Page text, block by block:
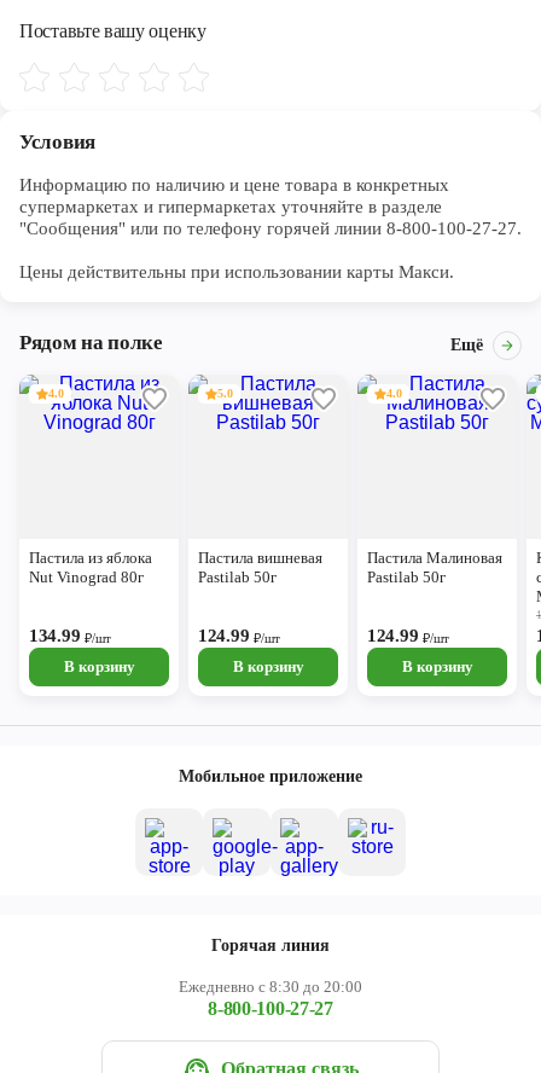
Поставьте вашу оценку
Условия
Информацию по наличию и цене товара в конкретных
супермаркетах и гипермаркетах уточняйте в разделе
"Сообщения" или по телефону горячей линии 8-800-100-27-27.
Цены действительны при использовании карты Макси.
Рядом на полке Ещё
4.0
Пастила из яблока
Nut Vinograd 80г
134.99 ₽/шт
В корзину
5.0
Пастила вишневая
Pastilab 50г
124.99 ₽/шт
В корзину
4.0
Пастила Малиновая
Pastilab 50г
124.99 ₽/шт
В корзину
Мобильное приложение
Горячая линия
Ежедневно с 8:30 до 20:00
8-800-100-27-27
Обратная связь